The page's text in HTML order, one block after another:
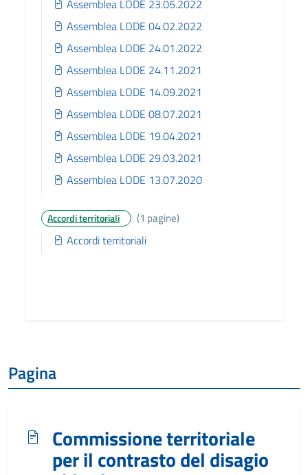
Assemblea LODE 23.05.2022
Assemblea LODE 04.02.2022
Assemblea LODE 24.01.2022
Assemblea LODE 24.11.2021
Assemblea LODE 14.09.2021
Assemblea LODE 08.07.2021
Assemblea LODE 19.04.2021
Assemblea LODE 29.03.2021
Assemblea LODE 13.07.2020
Accordi territoriali (1 pagine)
Accordi territoriali
Pagina
Commissione territoriale
per il contrasto del disagio